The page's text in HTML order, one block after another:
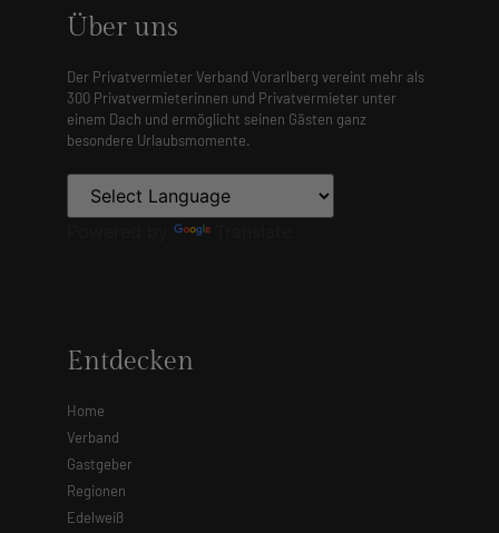
Über uns
Der Privatvermieter Verband Vorarlberg vereint mehr als
300 Privatvermieterinnen und Privatvermieter unter
einem Dach und ermöglicht seinen Gästen ganz
besondere Urlaubsmomente.
Entdecken
Home
Verband
Gastgeber
Regionen
Edelweiß